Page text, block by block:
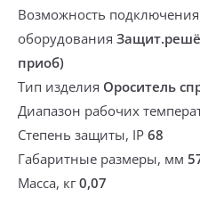
Возможность
оборудования
приоб)
Тип изделия Ороситель
Диапазон рабочих
Степень защиты, IP 68
Габаритные размеры, мм
Масса, кг0,07